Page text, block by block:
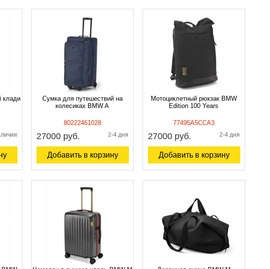
клади
Сумка для путешествий на
колесиках BMW A
80222461028
27000 руб. 2-4 дня
Добавить в корзину
Мотоциклетный рюкзак BMW
Edition 100 Years
77495A5CCA3
27000 руб. 2-4 дня
Добавить в корзину